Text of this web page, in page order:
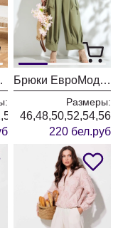
Брюки ЕвроМода 731 хаки
Размеры:
46,48,50,52,54,56
220 бел.руб